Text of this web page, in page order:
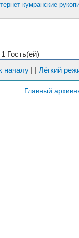
кумранские
Гость(ей)
началу | | Лёгкий
Главный